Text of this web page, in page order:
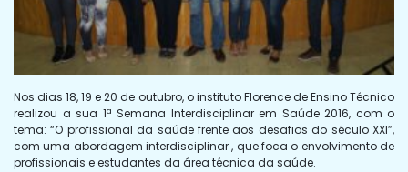
Nos dias 18, 19 e 20 de outubro, o instituto Florence de Ensino Técnico
realizou a sua 1ª Semana Interdisciplinar em Saúde 2016, com o
tema: “O profissional da saúde frente aos desafios do século XXI”,
com uma abordagem interdisciplinar , que foca o envolvimento de
profissionais e estudantes da área técnica da saúde.